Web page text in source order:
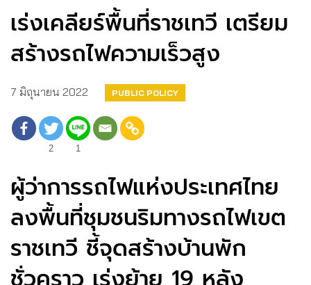
เร่งเคลียร์พื้นที่ราชเทวี เตรียม
สร้างรถไฟความเร็วสูง
7 มิถุนายน 2022 PUBLIC POLICY
2 1
ผู้ว่าการรถไฟแห่งประเทศไทย
ลงพื้นที่ชุมชนริมทางรถไฟเขต
ราชเทวี ชี้จุดสร้างบ้านพัก